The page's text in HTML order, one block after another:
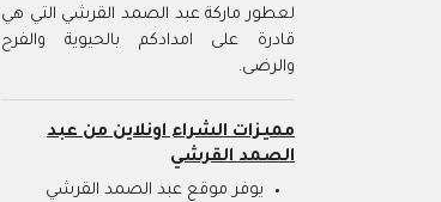
لعطور ماركة عبد الصمد القرشي التي هي
قادرة على امدادكم بالحيوية والفرح
والرضى.
مميزات الشراء اونلاين من عبد
الصمد القرشي
يوفر موقع عبد الصمد القرشي